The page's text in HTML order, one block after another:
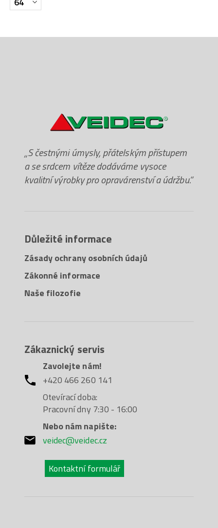
„S čestnými úmysly, přátelským přístupem
a se srdcem vítěze dodáváme vysoce
kvalitní výrobky pro opravárenství a údržbu.“
Důležité informace
Zásady ochrany osobních údajů
Zákonné informace
Naše filozofie
Zákaznický servis
Zavolejte nám!
+420 466 260 141
Otevírací doba:
Pracovní dny 7:30 - 16:00
Nebo nám napište:
veidec@veidec.cz
Kontaktní formulář